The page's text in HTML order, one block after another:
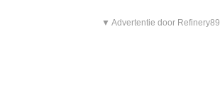
▼ Advertentie door Refinery89